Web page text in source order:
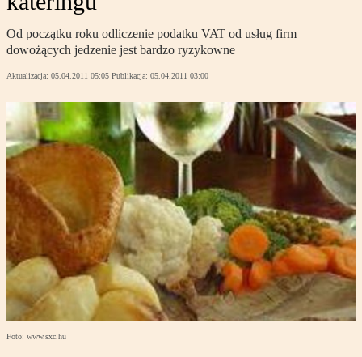
Od początku roku odliczenie podatku VAT od usług firm
dowożących jedzenie jest bardzo ryzykowne
Aktualizacja: 05.04.2011 05:05 Publikacja: 05.04.2011 03:00
Foto: www.sxc.hu